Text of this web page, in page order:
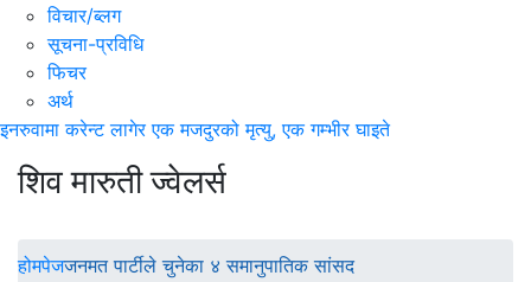
विचार/ब्लग
सूचना-प्रविधि
फिचर
अर्थ
इनरुवामा करेन्ट लागेर एक मजदुरको मृत्यु, एक गम्भीर घाइते
शिव मारुती ज्वेलर्स
होमपेजजनमत पार्टीले चुनेका ४ समानुपातिक सांसद